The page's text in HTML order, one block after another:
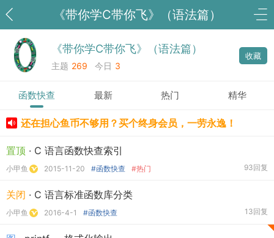
《带你学C带你飞》（语法篇）
《带你学C带你飞》（语法篇）
主题 269 今日 3
收藏
函数快查 最新 热门 精华
还在担心鱼币不够用？买个终身会员，一劳永逸！
置顶 · C 语言函数快查索引
小甲鱼 2015-11-20 #函数快查 #热门 93回复
关闭 · C 语言标准函数库分类
小甲鱼 2016-4-1 #函数快查 13回复